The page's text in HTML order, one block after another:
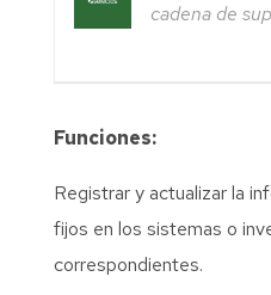
cadena de
Funciones:
Registrar y actualizar la
fijos en los sistemas o
correspondientes.